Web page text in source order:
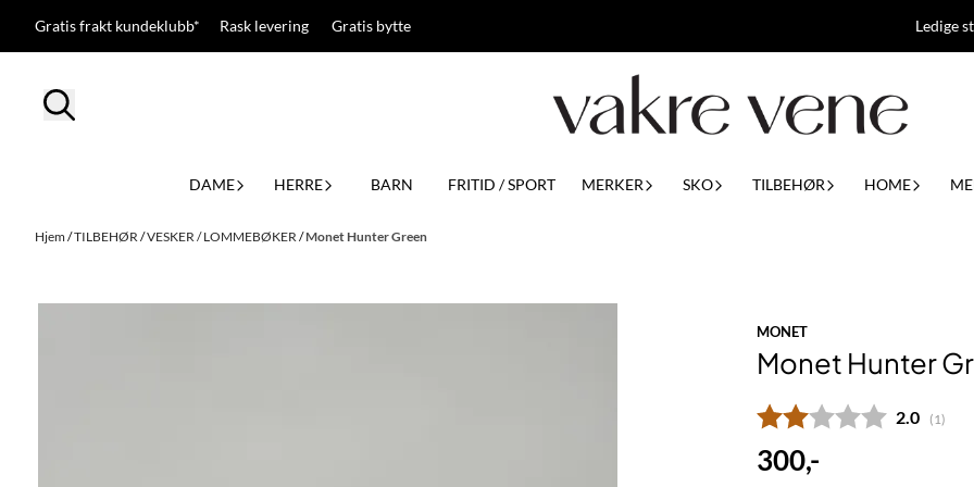
Hopp til innhold
Gratis frakt kundeklubb* Rask levering Gratis bytte Ledige
DAME HERRE BARN FRITID / SPORT MERKER SKO TILBEHØR HOME
Hjem/TILBEHØR/VESKER / LOMMEBØKER/Monet Hunter Green
MONET
Monet Hunter
2.0 (1)
300,-